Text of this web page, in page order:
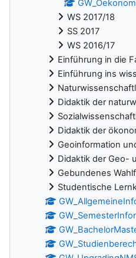
WS 2017/18
SS 2017
WS 2016/17
Einführung in die
Einführung ins
Didaktik der
Didaktik der
Geoinformation
Didaktik der Geo-
Gebundenes
Studentische